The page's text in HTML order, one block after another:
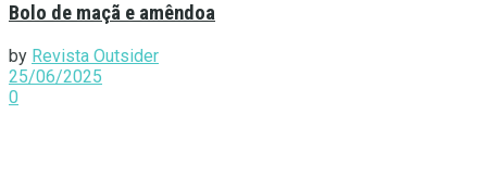
Bolo de maçã e amêndoa
by Revista Outsider
25/06/2025
0